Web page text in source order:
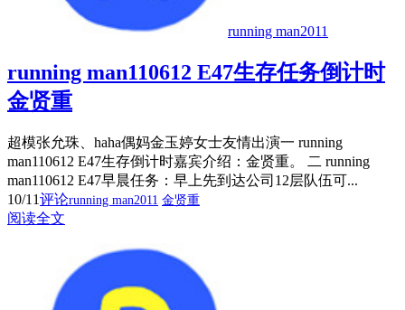
running man2011
running man110612 E47生存任务倒计时
金贤重
超模张允珠、haha偶妈金玉婷女士友情出演一 running
man110612 E47生存倒计时嘉宾介绍：金贤重。 二 running
man110612 E47早晨任务：早上先到达公司12层队伍可...
10/11评论running man2011 金贤重
阅读全文